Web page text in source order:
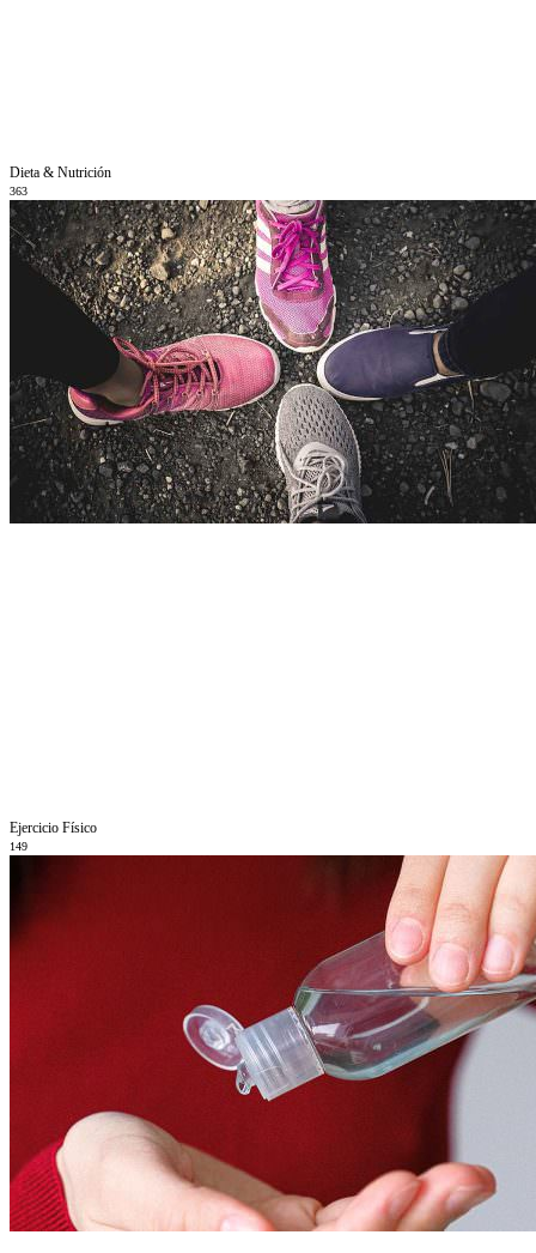
Dieta & Nutrición
363
Ejercicio Fí­sico
149